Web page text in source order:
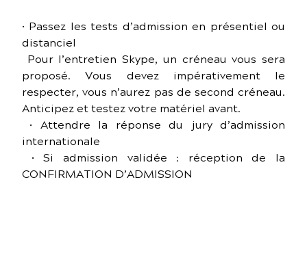
• Passez les tests d’admission en présentiel ou
distanciel
Pour l’entretien Skype, un créneau vous sera
proposé. Vous devez impérativement le
respecter, vous n’aurez pas de second créneau.
Anticipez et testez votre matériel avant.
• Attendre la réponse du jury d’admission
internationale
• Si admission validée : réception de la
CONFIRMATION D’ADMISSION